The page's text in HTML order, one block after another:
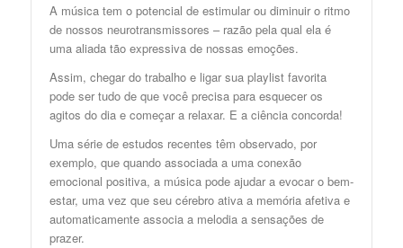
A música tem o potencial de estimular ou diminuir o ritmo
de nossos neurotransmissores – razão pela qual ela é
uma aliada tão expressiva de nossas emoções.
Assim, chegar do trabalho e ligar sua playlist favorita
pode ser tudo de que você precisa para esquecer os
agitos do dia e começar a relaxar. E a ciência concorda!
Uma série de estudos recentes têm observado, por
exemplo, que quando associada a uma conexão
emocional positiva, a música pode ajudar a evocar o bem-
estar, uma vez que seu cérebro ativa a memória afetiva e
automaticamente associa a melodia a sensações de
prazer.